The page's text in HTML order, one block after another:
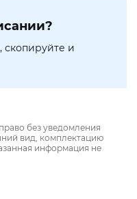
скопируйте и
без уведомления
вид, комплектацию
информация не